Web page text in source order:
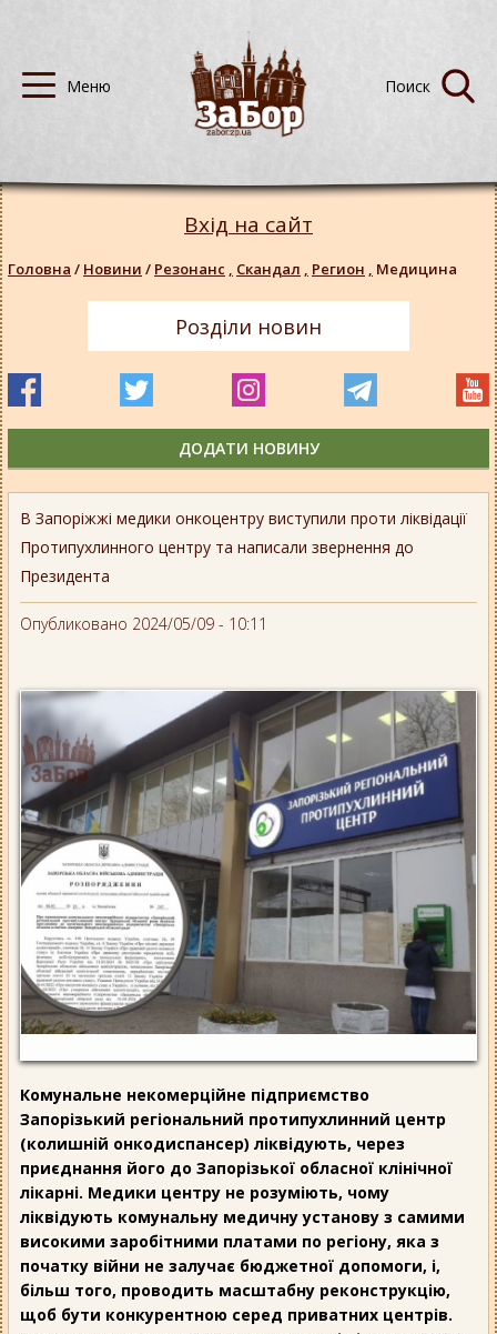
В Запоріжжі медики онкоцентру виступили проти ліквідації
Протипухлинного центру та написали звернення до
Президента
Опубликовано 2024/05/09 - 10:11
Комунальне некомерційне підприємство
Запорізький регіональний протипухлинний центр
(колишній онкодиспансер) ліквідують, через
приєднання його до Запорізької обласної клінічної
лікарні. Медики центру не розуміють, чому
ліквідують комунальну медичну установу з самими
високими заробітними платами по регіону, яка з
початку війни не залучає бюджетної допомоги, і,
більш того, проводить масштабну реконструкцію,
щоб бути конкурентною серед приватних центрів.
Вхід на сайт
Головна / Новини / Резонанс , Скандал , Регион , Медицина
Розділи новин
ДОДАТИ НОВИНУ